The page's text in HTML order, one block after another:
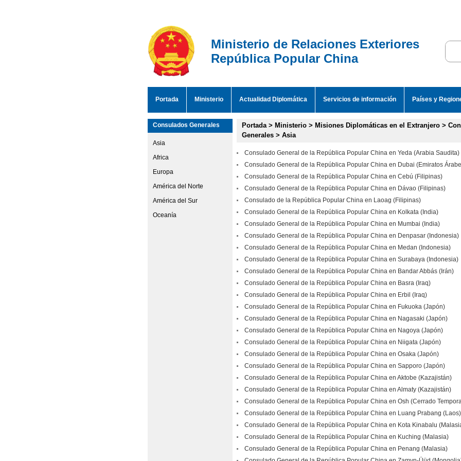
Ministerio de Relaciones Exteriores
República Popular China
Portada Ministerio Actualidad Diplomática Servicios de información Países y
Consulados Generales
Asia
Africa
Europa
América del Norte
América del Sur
Oceanía
Portada> Ministerio > Misiones Diplomáticas en el Extranjero >
Generales > Asia
Consulado General de la República Popular China en Yeda (Arabia Saudita)
Consulado General de la República Popular China en Dubai (Emiratos
Consulado General de la República Popular China en Cebú (Filipinas)
Consulado General de la República Popular China en Dávao (Filipinas)
Consulado de la República Popular China en Laoag (Filipinas)
Consulado General de la República Popular China en Kolkata (India)
Consulado General de la República Popular China en Mumbai (India)
Consulado General de la República Popular China en Denpasar (Indonesia)
Consulado General de la República Popular China en Medan (Indonesia)
Consulado General de la República Popular China en Surabaya (Indonesia)
Consulado General de la República Popular China en Bandar Abbás (Irán)
Consulado General de la República Popular China en Basra (Iraq)
Consulado General de la República Popular China en Erbil (Iraq)
Consulado General de la República Popular China en Fukuoka (Japón)
Consulado General de la República Popular China en Nagasaki (Japón)
Consulado General de la República Popular China en Nagoya (Japón)
Consulado General de la República Popular China en Niigata (Japón)
Consulado General de la República Popular China en Osaka (Japón)
Consulado General de la República Popular China en Sapporo (Japón)
Consulado General de la República Popular China en Aktobe (Kazajistán)
Consulado General de la República Popular China en Almaty (Kazajistán)
Consulado General de la República Popular China en Osh (Cerrado
Consulado General de la República Popular China en Luang Prabang (Laos)
Consulado General de la República Popular China en Kota Kinabalu
Consulado General de la República Popular China en Kuching (Malasia)
Consulado General de la República Popular China en Penang (Malasia)